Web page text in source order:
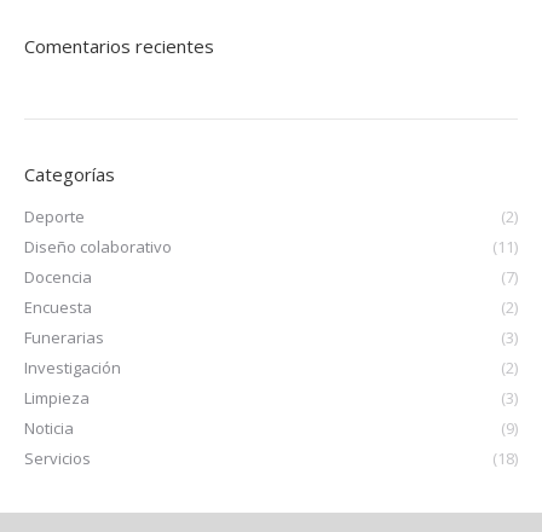
Comentarios recientes
Categorías
Deporte
(2)
Diseño colaborativo
(11)
Docencia
(7)
Encuesta
(2)
Funerarias
(3)
Investigación
(2)
Limpieza
(3)
Noticia
(9)
Servicios
(18)